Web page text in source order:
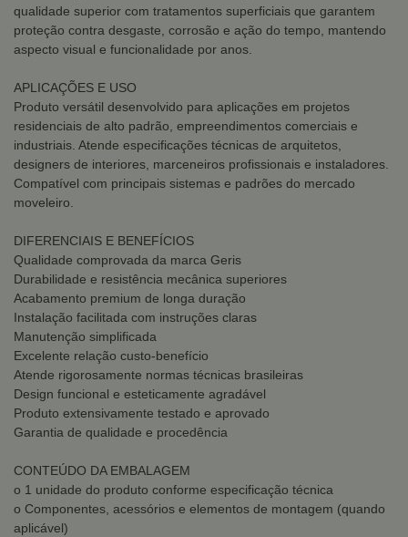
qualidade superior com tratamentos superficiais que garantem
proteção contra desgaste, corrosão e ação do tempo, mantendo
aspecto visual e funcionalidade por anos.
APLICAÇÕES E USO
Produto versátil desenvolvido para aplicações em projetos
residenciais de alto padrão, empreendimentos comerciais e
industriais. Atende especificações técnicas de arquitetos,
designers de interiores, marceneiros profissionais e instaladores.
Compatível com principais sistemas e padrões do mercado
moveleiro.
DIFERENCIAIS E BENEFÍCIOS
Qualidade comprovada da marca Geris
Durabilidade e resistência mecânica superiores
Acabamento premium de longa duração
Instalação facilitada com instruções claras
Manutenção simplificada
Excelente relação custo-benefício
Atende rigorosamente normas técnicas brasileiras
Design funcional e esteticamente agradável
Produto extensivamente testado e aprovado
Garantia de qualidade e procedência
CONTEÚDO DA EMBALAGEM
o 1 unidade do produto conforme especificação técnica
o Componentes, acessórios e elementos de montagem (quando
aplicável)